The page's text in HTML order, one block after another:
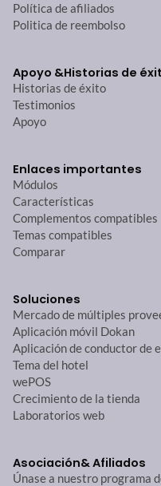
Política de afiliados
Politica de reembolso
Apoyo &Historias de
Historias de éxito
Testimonios
Apoyo
Enlaces importantes
Módulos
Características
Complementos compatibles
Temas compatibles
Comparar
Soluciones
Mercado de múltiples
Aplicación móvil Dokan
Aplicación de conductor de
Tema del hotel
wePOS
Crecimiento de la tienda
Laboratorios web
Asociación& Afiliados
Únase a nuestro programa